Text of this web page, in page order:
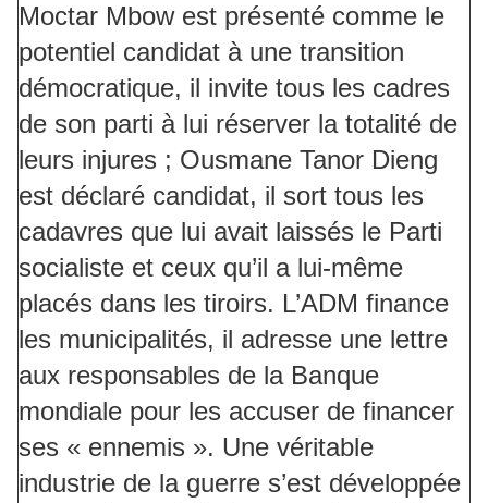
Moctar Mbow est présenté comme le
potentiel candidat à une transition
démocratique, il invite tous les cadres
de son parti à lui réserver la totalité de
leurs injures ; Ousmane Tanor Dieng
est déclaré candidat, il sort tous les
cadavres que lui avait laissés le Parti
socialiste et ceux qu’il a lui-même
placés dans les tiroirs. L’ADM finance
les municipalités, il adresse une lettre
aux responsables de la Banque
mondiale pour les accuser de financer
ses « ennemis ». Une véritable
industrie de la guerre s’est développée